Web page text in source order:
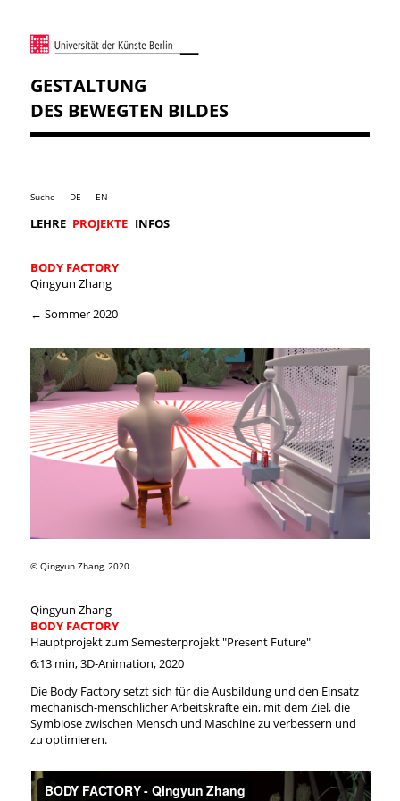
GESTALTUNG
DES BEWEGTEN BILDES
Suche DE EN
LEHRE PROJEKTE INFOS
BODY FACTORY
Qingyun Zhang
← Sommer 2020
© Qingyun Zhang, 2020
Qingyun Zhang
BODY FACTORY
Hauptprojekt zum Semesterprojekt "Present Future"
6:13 min, 3D-Animation, 2020
Die Body Factory setzt sich für die Ausbildung und den Einsatz
mechanisch-menschlicher Arbeitskräfte ein, mit dem Ziel, die
Symbiose zwischen Mensch und Maschine zu verbessern und
zu optimieren.